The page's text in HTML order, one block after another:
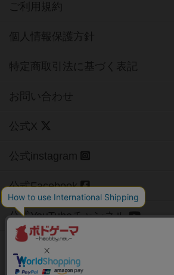
ご利用規約
個人情報保護方針
特定商取引法に基づく表記
お問い合わせ
公式X
公式instagram
公式Facebook
公式YouTubeチャンネル